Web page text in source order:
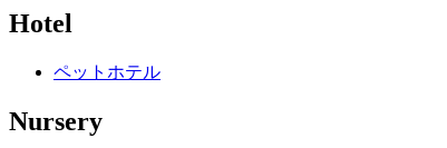
Hotel
ペットホテル
Nursery